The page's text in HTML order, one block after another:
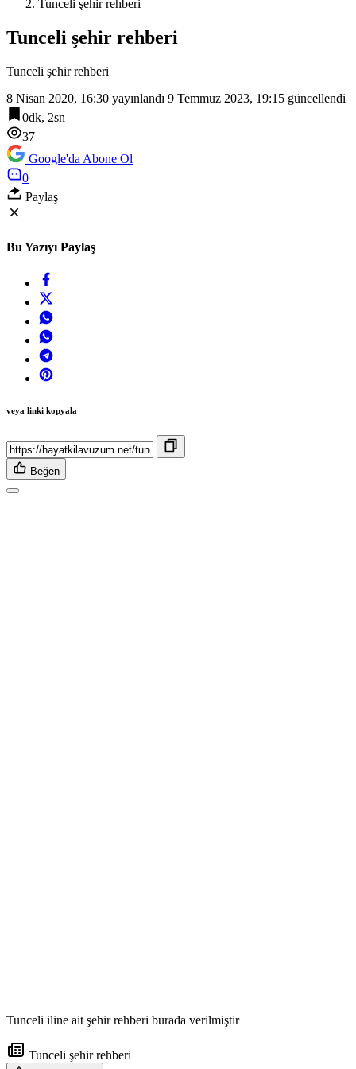
Tunceli şehir rehberi
Tunceli şehir rehberi
Tunceli şehir rehberi
8 Nisan 2020, 16:30 yayınlandı 9 Temmuz 2023, 19:15 güncellendi
0dk, 2sn
37
Google'da Abone Ol
0
Paylaş
Bu Yazıyı Paylaş
veya linki kopyala
Beğen
Tunceli iline ait şehir rehberi burada verilmiştir
Tunceli şehir rehberi